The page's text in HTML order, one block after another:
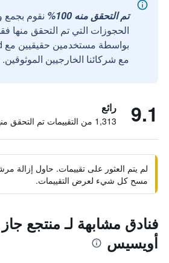
تم التحقق منه 100%
نقوم
الحجوزات التي تم التحقق منها
مع شركائنا الخارجيين الموثوقين.
9.1 رائع
1,313 من التقييمات تم التحقق منها
لم يتم العثور على تقييمات. حاول إزالة
مسح كل شيء لعرض التقييمات.
فنادق مشابهة لـ منتجع
أويسيس